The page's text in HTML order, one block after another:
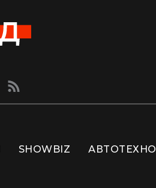
SHOWBIZ АВТОТЕХНО